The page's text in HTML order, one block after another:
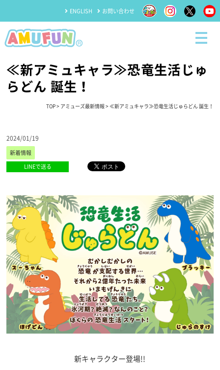
ENGLISH お問い合わせ
≪新アミュキャラ≫恐竜生活じゅ
らどん 誕生！
TOP> アミューズ最新情報> ≪新アミュキャラ≫恐竜生活じゅらどん 誕生！
2024/01/19
新着情報
LINEで送る
新キャラクター登場!!